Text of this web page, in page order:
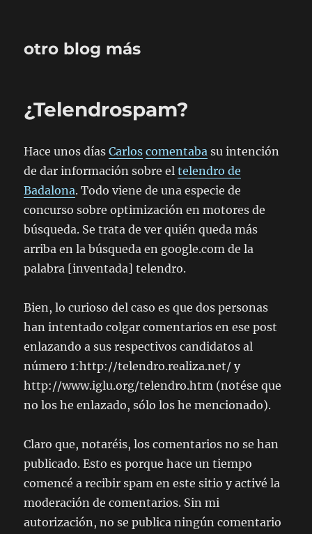
otro blog más
¿Telendrospam?
Hace unos díasCarlos comentaba su intención
de dar información sobre eltelendro de
Badalona. Todo viene de una especie de
concurso sobre optimización en motores de
búsqueda. Se trata de ver quién queda más
arriba en la búsqueda en google.com de la
palabra [inventada] telendro.
Bien, lo curioso del caso es que dos personas
han intentado colgar comentarios en ese post
enlazando a sus respectivos candidatos al
número 1:http://telendro.realiza.net/ y
http://www.iglu.org/telendro.htm (notése que
no los he enlazado, sólo los he mencionado).
Claro que, notaréis, los comentarios no se han
publicado. Esto es porque hace un tiempo
comencé a recibir spam en este sitio y activé la
moderación de comentarios. Sin mi
autorización, no se publica ningún comentario